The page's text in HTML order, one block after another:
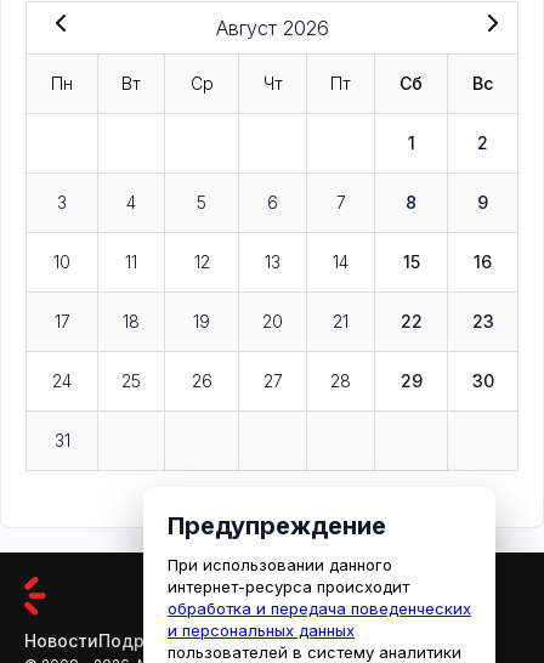
Август 2026
Пн Вт Ср Чт Пт Сб Вс
1 2
3 4 5 6 7 8 9
10 11 12 13 14 15 16
17 18 19 20 21 22 23
24 25 26 27 28 29 30
31
НовостиПодробностиАфишаКино
Предупреждение
При использовании данного
интернет-ресурса происходит
обработка и передача поведенческих
и персональных данных
пользователей в систему аналитики